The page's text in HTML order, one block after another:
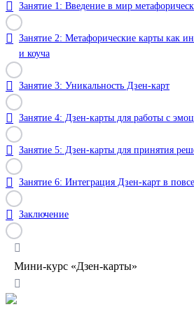
Занятие 1: Введение в мир
Занятие 2: Метафорические карты как
и коуча
Занятие 3: Уникальность Дзен-карт
Занятие 4: Дзен-карты для работы с
Занятие 5: Дзен-карты для принятия
Занятие 6: Интеграция Дзен-карт в
Заключение
Мини-курс «Дзен-карты»